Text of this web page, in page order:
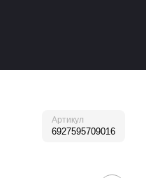
Артикул
6927595709016